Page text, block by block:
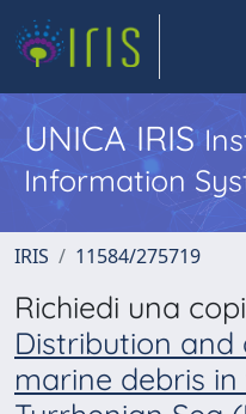
UNICA IRIS
Information
IRIS 11584/275719
Richiedi una
Distribution and
marine debris